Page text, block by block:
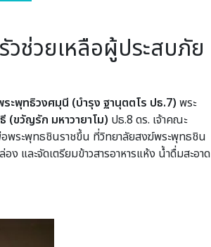
ช่วยเหลือผู้ประสบภัย
ระพุทธิวงศมุนี (บำรุง ฐานุตตโร ปธ.7) พระ
(ขวัญรัก มหาวายาโม) ปธ.8 ดร. เจ้าคณะ
อพระพุทธชินราชขึ้น ที่วิทยาลัยสงฆ์พระพุทธชิน
และจัดเตรียมข้าวสารอาหารแห้ง น้ำดื่มสะอาด